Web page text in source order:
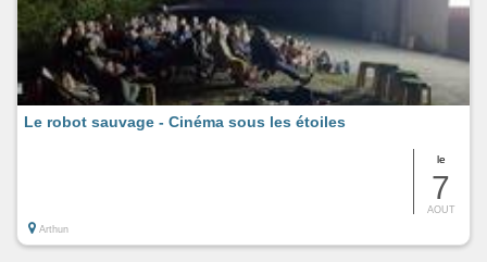
le
7
AOUT
Le robot sauvage - Cinéma sous les étoiles
Arthun